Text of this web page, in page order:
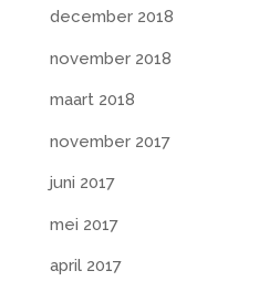
december 2018
november 2018
maart 2018
november 2017
juni 2017
mei 2017
april 2017